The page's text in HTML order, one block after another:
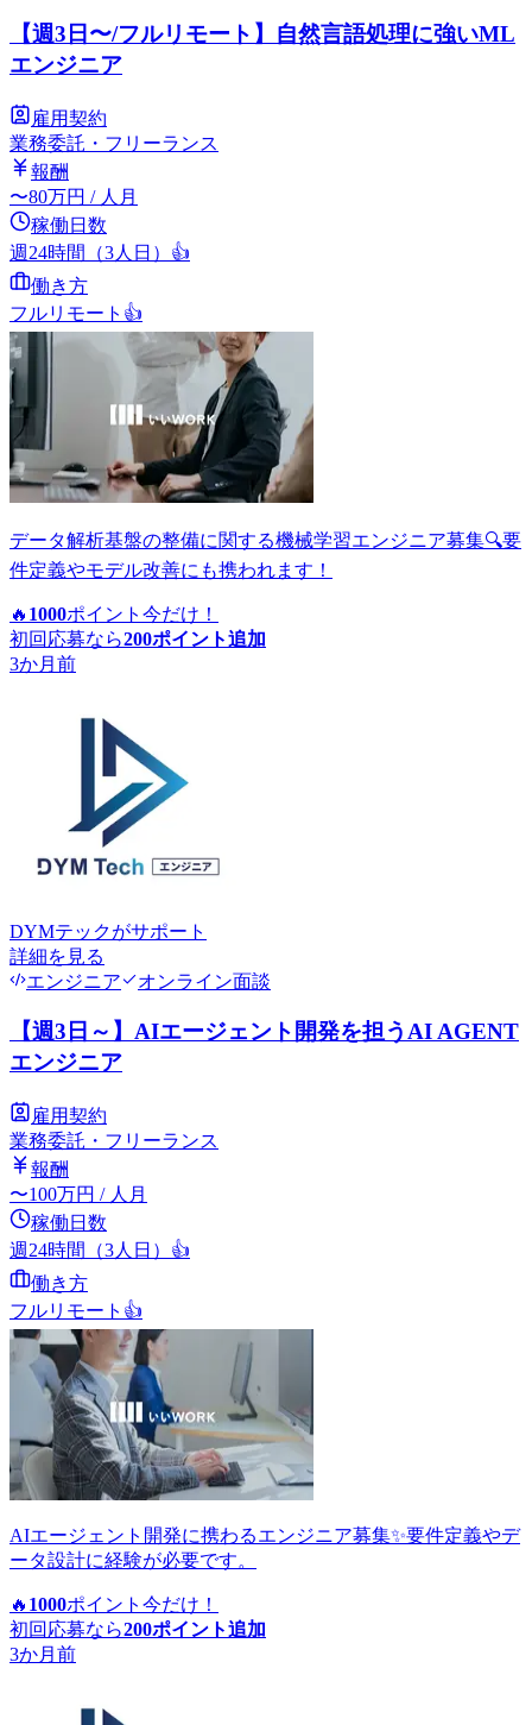
【週3日〜/フルリモート】自然言語処理に強いML
エンジニア
雇用契約
業務委託・フリーランス
報酬
〜80万円 / 人月
稼働日数
週24時間（3人日） 👍
働き方
フルリモート 👍
データ解析基盤の整備に関する機械学習エンジニア募集🔍要
件定義やモデル改善にも携われます！
🔥 1000ポイント 今だけ！
初回応募なら200ポイント追加
3か月前
DYMテックがサポート
詳細を見る
エンジニア
オンライン面談
【週3日～】AIエージェント開発を担うAI AGENT
エンジニア
雇用契約
業務委託・フリーランス
報酬
〜100万円 / 人月
稼働日数
週24時間（3人日） 👍
働き方
フルリモート 👍
AIエージェント開発に携わるエンジニア募集✨要件定義やデ
ータ設計に経験が必要です。
🔥 1000ポイント 今だけ！
初回応募なら200ポイント追加
3か月前